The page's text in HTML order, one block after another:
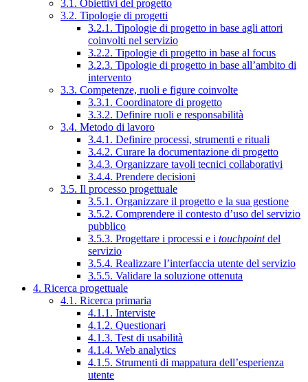
3.1. Obiettivi del progetto
3.2. Tipologie di progetti
3.2.1. Tipologie di progetto in base agli attori
coinvolti nel servizio
3.2.2. Tipologie di progetto in base al focus
3.2.3. Tipologie di progetto in base all’ambito di
intervento
3.3. Competenze, ruoli e figure coinvolte
3.3.1. Coordinatore di progetto
3.3.2. Definire ruoli e responsabilità
3.4. Metodo di lavoro
3.4.1. Definire processi, strumenti e rituali
3.4.2. Curare la documentazione di progetto
3.4.3. Organizzare tavoli tecnici collaborativi
3.4.4. Prendere decisioni
3.5. Il processo progettuale
3.5.1. Organizzare il progetto e la sua gestione
3.5.2. Comprendere il contesto d’uso del servizio
pubblico
3.5.3. Progettare i processi e i touchpointdel
servizio
3.5.4. Realizzare l’interfaccia utente del servizio
3.5.5. Validare la soluzione ottenuta
4. Ricerca progettuale
4.1. Ricerca primaria
4.1.1. Interviste
4.1.2. Questionari
4.1.3. Test di usabilità
4.1.4. Web analytics
4.1.5. Strumenti di mappatura dell’esperienza
utente